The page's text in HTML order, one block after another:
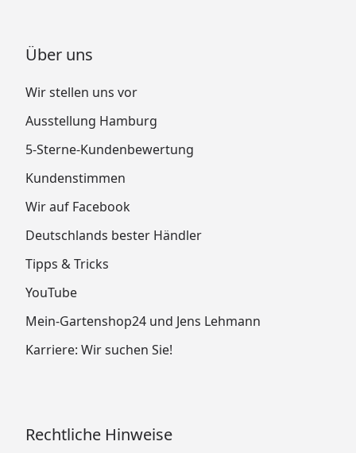
Über uns
Wir stellen uns vor
Ausstellung Hamburg
5-Sterne-Kundenbewertung
Kundenstimmen
Wir auf Facebook
Deutschlands bester Händler
Tipps & Tricks
YouTube
Mein-Gartenshop24 und Jens Lehmann
Karriere: Wir suchen Sie!
Rechtliche Hinweise